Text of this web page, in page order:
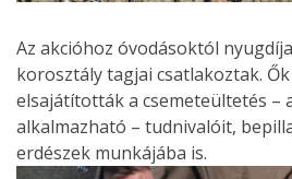
Az akcióhoz óvodásoktól
korosztály tagjai csatlakoztak.
elsajátították a csemeteültetés –
alkalmazható – tudnivalóit,
erdészek munkájába is.